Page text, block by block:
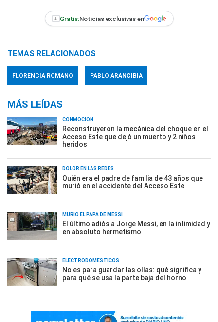
+ Gratis:Noticias exclusivas en
TEMAS RELACIONADOS
FLORENCIA ROMANO PABLO ARANCIBIA
MÁS LEÍDAS
CONMOCIÓN
Reconstruyeron la mecánica del choque en el
Acceso Este que dejó un muerto y 2 niños
heridos
DOLOR EN LAS REDES
Quién era el padre de familia de 43 años que
murió en el accidente del Acceso Este
MURIÓ EL PAPÁ DE MESSI
El último adiós a Jorge Messi, en la intimidad y
en absoluto hermetismo
ELECTRODOMÉSTICOS
No es para guardar las ollas: qué significa y
para qué se usa la parte baja del horno